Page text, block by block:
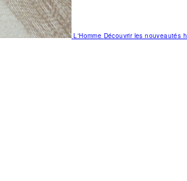
L'Homme Découvrir les nouveautés